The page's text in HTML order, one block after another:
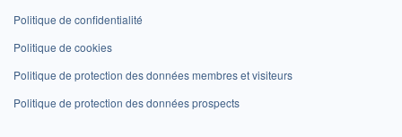
Politique de confidentialité
Politique de cookies
Politique de protection des données membres et visiteurs
Politique de protection des données prospects